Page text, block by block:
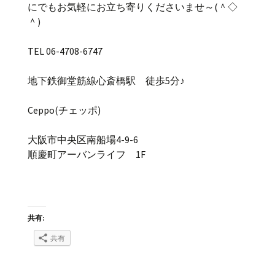
にでもお気軽にお立ち寄りくださいませ～(＾◇
＾)
TEL 06-4708-6747
地下鉄御堂筋線心斎橋駅 徒歩5分♪
Ceppo(チェッポ)
大阪市中央区南船場4-9-6
順慶町アーバンライフ 1F
共有:
共有